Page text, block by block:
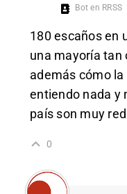
Bot en RRSS
180 escaños en
una mayoría tan
además cómo
entiendo nada y
país son muy
0